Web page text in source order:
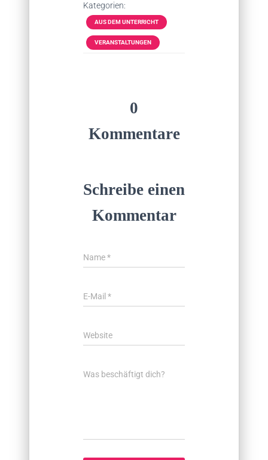
Kategorien:
AUS DEM UNTERRICHT
VERANSTALTUNGEN
0
Kommentare
Schreibe einen
Kommentar
Name*
E-Mail *
Website
Was beschäftigt dich?